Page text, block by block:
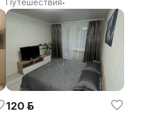
Путешествия•
120 р.